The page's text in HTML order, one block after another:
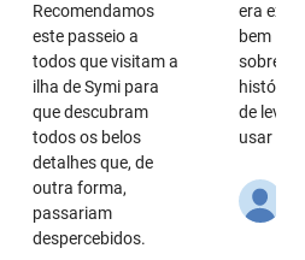
Recomendamos
este passeio a
todos que visitam a
ilha de Symi para
que descubram
todos os belos
detalhes que, de
outra forma,
passariam
despercebidos.
era
bem
sobre
história.
de levar
usar